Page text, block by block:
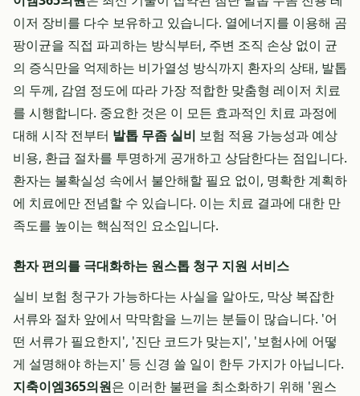
이저 장비를 다수 보유하고 있습니다. 열에너지를 이용해 곰
팡이균을 직접 파괴하는 방식부터, 주변 조직 손상 없이 균
의 증식만을 억제하는 비가열성 방식까지 환자의 상태, 발톱
의 두께, 감염 정도에 따라 가장 적합한 맞춤형 레이저 치료
를 시행합니다. 중요한 것은 이 모든 효과적인 치료 과정에
대해 시작 전부터 발톱 무좀 실비 보험 적용 가능성과 예상
비용, 환급 절차를 투명하게 공개하고 상담한다는 점입니다.
환자는 불확실성 속에서 불안해할 필요 없이, 명확한 계획하
에 치료에만 전념할 수 있습니다. 이는 치료 결과에 대한 만
족도를 높이는 핵심적인 요소입니다.
환자 편의를 극대화하는 원스톱 청구 지원 서비스
실비 보험 청구가 가능하다는 사실을 알아도, 막상 복잡한
서류와 절차 앞에서 막막함을 느끼는 분들이 많습니다. '어
떤 서류가 필요한지', '진단 코드가 맞는지', '보험사에 어떻
게 설명해야 하는지' 등 신경 쓸 일이 한두 가지가 아닙니다.
지축이엠365의원은 이러한 불편을 최소화하기 위해 '원스